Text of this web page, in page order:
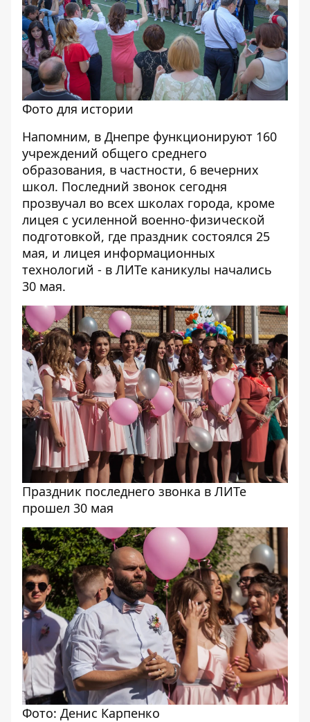
Фото для истории
Напомним, в Днепре функционируют 160
учреждений общего среднего
образования, в частности, 6 вечерних
школ. Последний звонок сегодня
прозвучал во всех школах города, кроме
лицея с усиленной военно-физической
подготовкой, где праздник состоялся 25
мая, и лицея информационных
технологий - в ЛИТе каникулы начались
30 мая.
Праздник последнего звонка в ЛИТе
прошел 30 мая
Фото: Денис Карпенко